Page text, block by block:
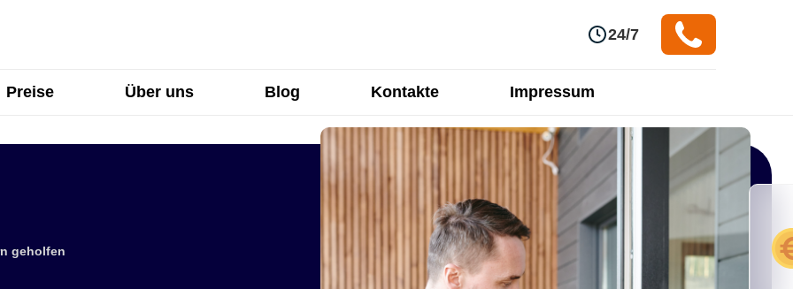
24/7
Preise Über uns Blog Kontakte Impressum
geholfen